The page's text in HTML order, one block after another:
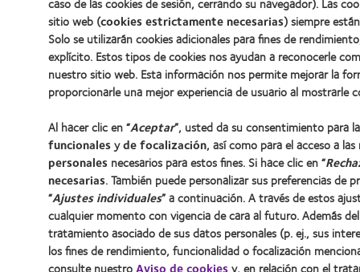
sitio web (cookies estrictamente necesarias) siempre
Solo se utilizarán cookies adicionales para fines de
explícito. Estos tipos de cookies nos ayudan a reconocerle
nuestro sitio web. Esta información nos permite mejorar la
proporcionarle una mejor experiencia de usuario al mostrarle
Al hacer clic en “Aceptar”, usted da su consentimiento para
funcionalesyde focalización, así como para el acceso a
personales necesarios para estos fines. Si hace clic en “
necesarias. También puede personalizar sus preferencias de
“Ajustes individuales” a continuación. A través de estos
cualquier momento con vigencia de cara al futuro. Además
tratamiento asociado de sus datos personales (p. ej., sus
los fines de rendimiento, funcionalidad o focalización
consulte nuestroAviso de cookiesy, en relación con el